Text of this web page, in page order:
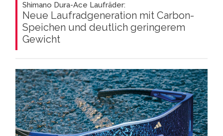
Shimano Dura-Ace Laufräder:
Neue Laufradgeneration mit Carbon-
Speichen und deutlich geringerem
Gewicht